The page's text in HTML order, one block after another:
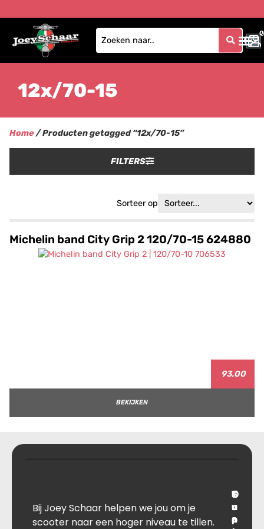
0
0
12x/70-15
Home/ Producten getagged “12x/70-15”
FILTERS
Sorteer op
Michelin band City Grip 2 120/70-15 624880
93.00
BEKIJKEN
Bij Joey Schaar helpen we jou om je
scooter naar een hoger niveau te tillen.
T
r
a
O
v
e
S
u
p
C
o
n